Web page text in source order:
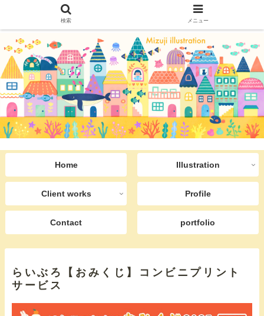
Home Illustration
Client works Profile
Contact portfolio
らいぶろ【おみくじ】コンビニプリント
サービス
検索 メニュー